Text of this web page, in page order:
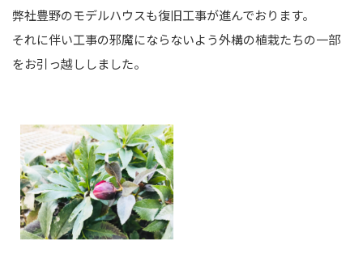
弊社豊野のモデルハウスも復旧工事が進んでおります。
それに伴い工事の邪魔にならないよう外構の植栽たちの一部
をお引っ越ししました。